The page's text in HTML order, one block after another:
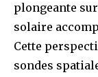
plongeante
solaire
Cette
sondes